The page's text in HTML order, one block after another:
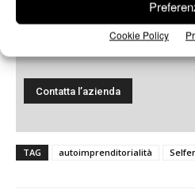
Cookie Policy
TAG autoimprenditorialità